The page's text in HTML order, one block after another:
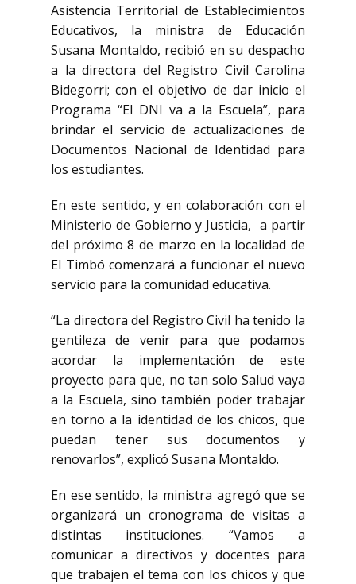
Asistencia Territorial de Establecimientos
Educativos, la ministra de Educación
Susana Montaldo, recibió en su despacho
a la directora del Registro Civil Carolina
Bidegorri; con el objetivo de dar inicio el
Programa “El DNI va a la Escuela”, para
brindar el servicio de actualizaciones de
Documentos Nacional de Identidad para
los estudiantes.
En este sentido, y en colaboración con el
Ministerio de Gobierno y Justicia, a partir
del próximo 8 de marzo en la localidad de
El Timbó comenzará a funcionar el nuevo
servicio para la comunidad educativa.
“La directora del Registro Civil ha tenido la
gentileza de venir para que podamos
acordar la implementación de este
proyecto para que, no tan solo Salud vaya
a la Escuela, sino también poder trabajar
en torno a la identidad de los chicos, que
puedan tener sus documentos y
renovarlos”, explicó Susana Montaldo.
En ese sentido, la ministra agregó que se
organizará un cronograma de visitas a
distintas instituciones. “Vamos a
comunicar a directivos y docentes para
que trabajen el tema con los chicos y que